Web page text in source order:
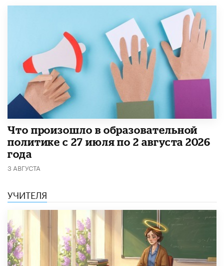
​Что произошло в образовательной
политике с 27 июля по 2 августа 2026
года
3 АВГУСТА
УЧИТЕЛЯ